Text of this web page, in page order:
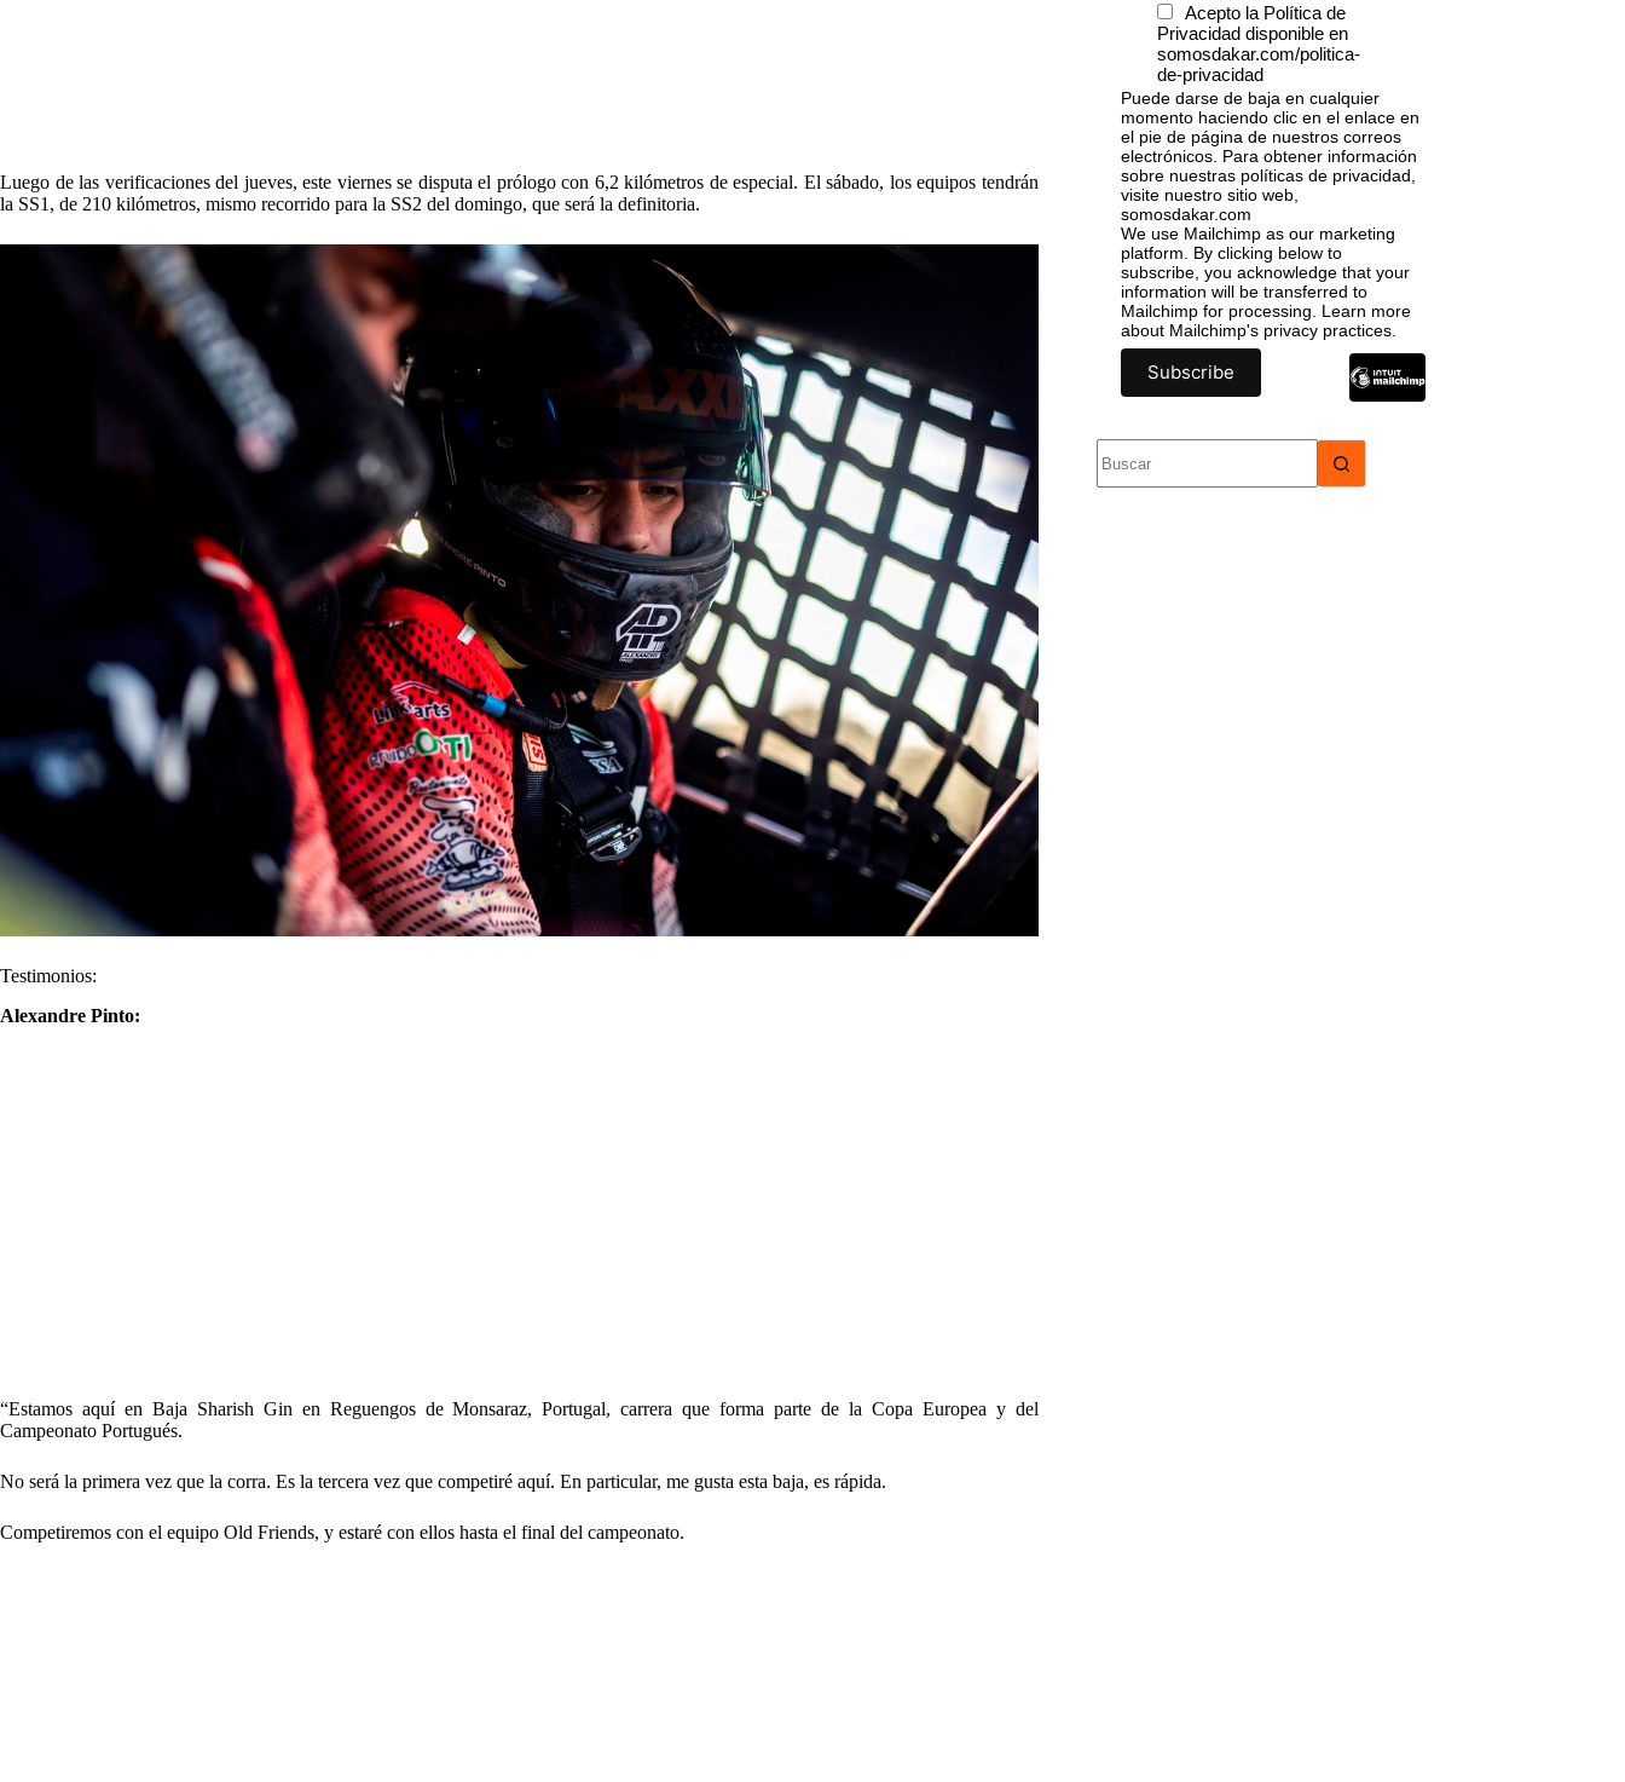
Luego de las verificaciones del jueves, este viernes se disputa el prólogo con 6,2 kilómetros de especial. El sábado, los equipos tendrán
la SS1, de 210 kilómetros, mismo recorrido para la SS2 del domingo, que será la definitoria.
Testimonios:
Alexandre Pinto:
“Estamos aquí en Baja Sharish Gin en Reguengos de Monsaraz, Portugal, carrera que forma parte de la Copa Europea y del
Campeonato Portugués.
No será la primera vez que la corra. Es la tercera vez que competiré aquí. En particular, me gusta esta baja, es rápida.
Competiremos con el equipo Old Friends, y estaré con ellos hasta el final del campeonato.
Acepto la Política de
Privacidad disponible en
somosdakar.com/politica-
de-privacidad
Puede darse de baja en cualquier
momento haciendo clic en el enlace en
el pie de página de nuestros correos
electrónicos. Para obtener información
sobre nuestras políticas de privacidad,
visite nuestro sitio web,
somosdakar.com
We use Mailchimp as our marketing
platform. By clicking below to
subscribe, you acknowledge that your
information will be transferred to
Mailchimp for processing. Learn more
about Mailchimp's privacy practices.